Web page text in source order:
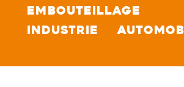
Embouteillage
Industrie